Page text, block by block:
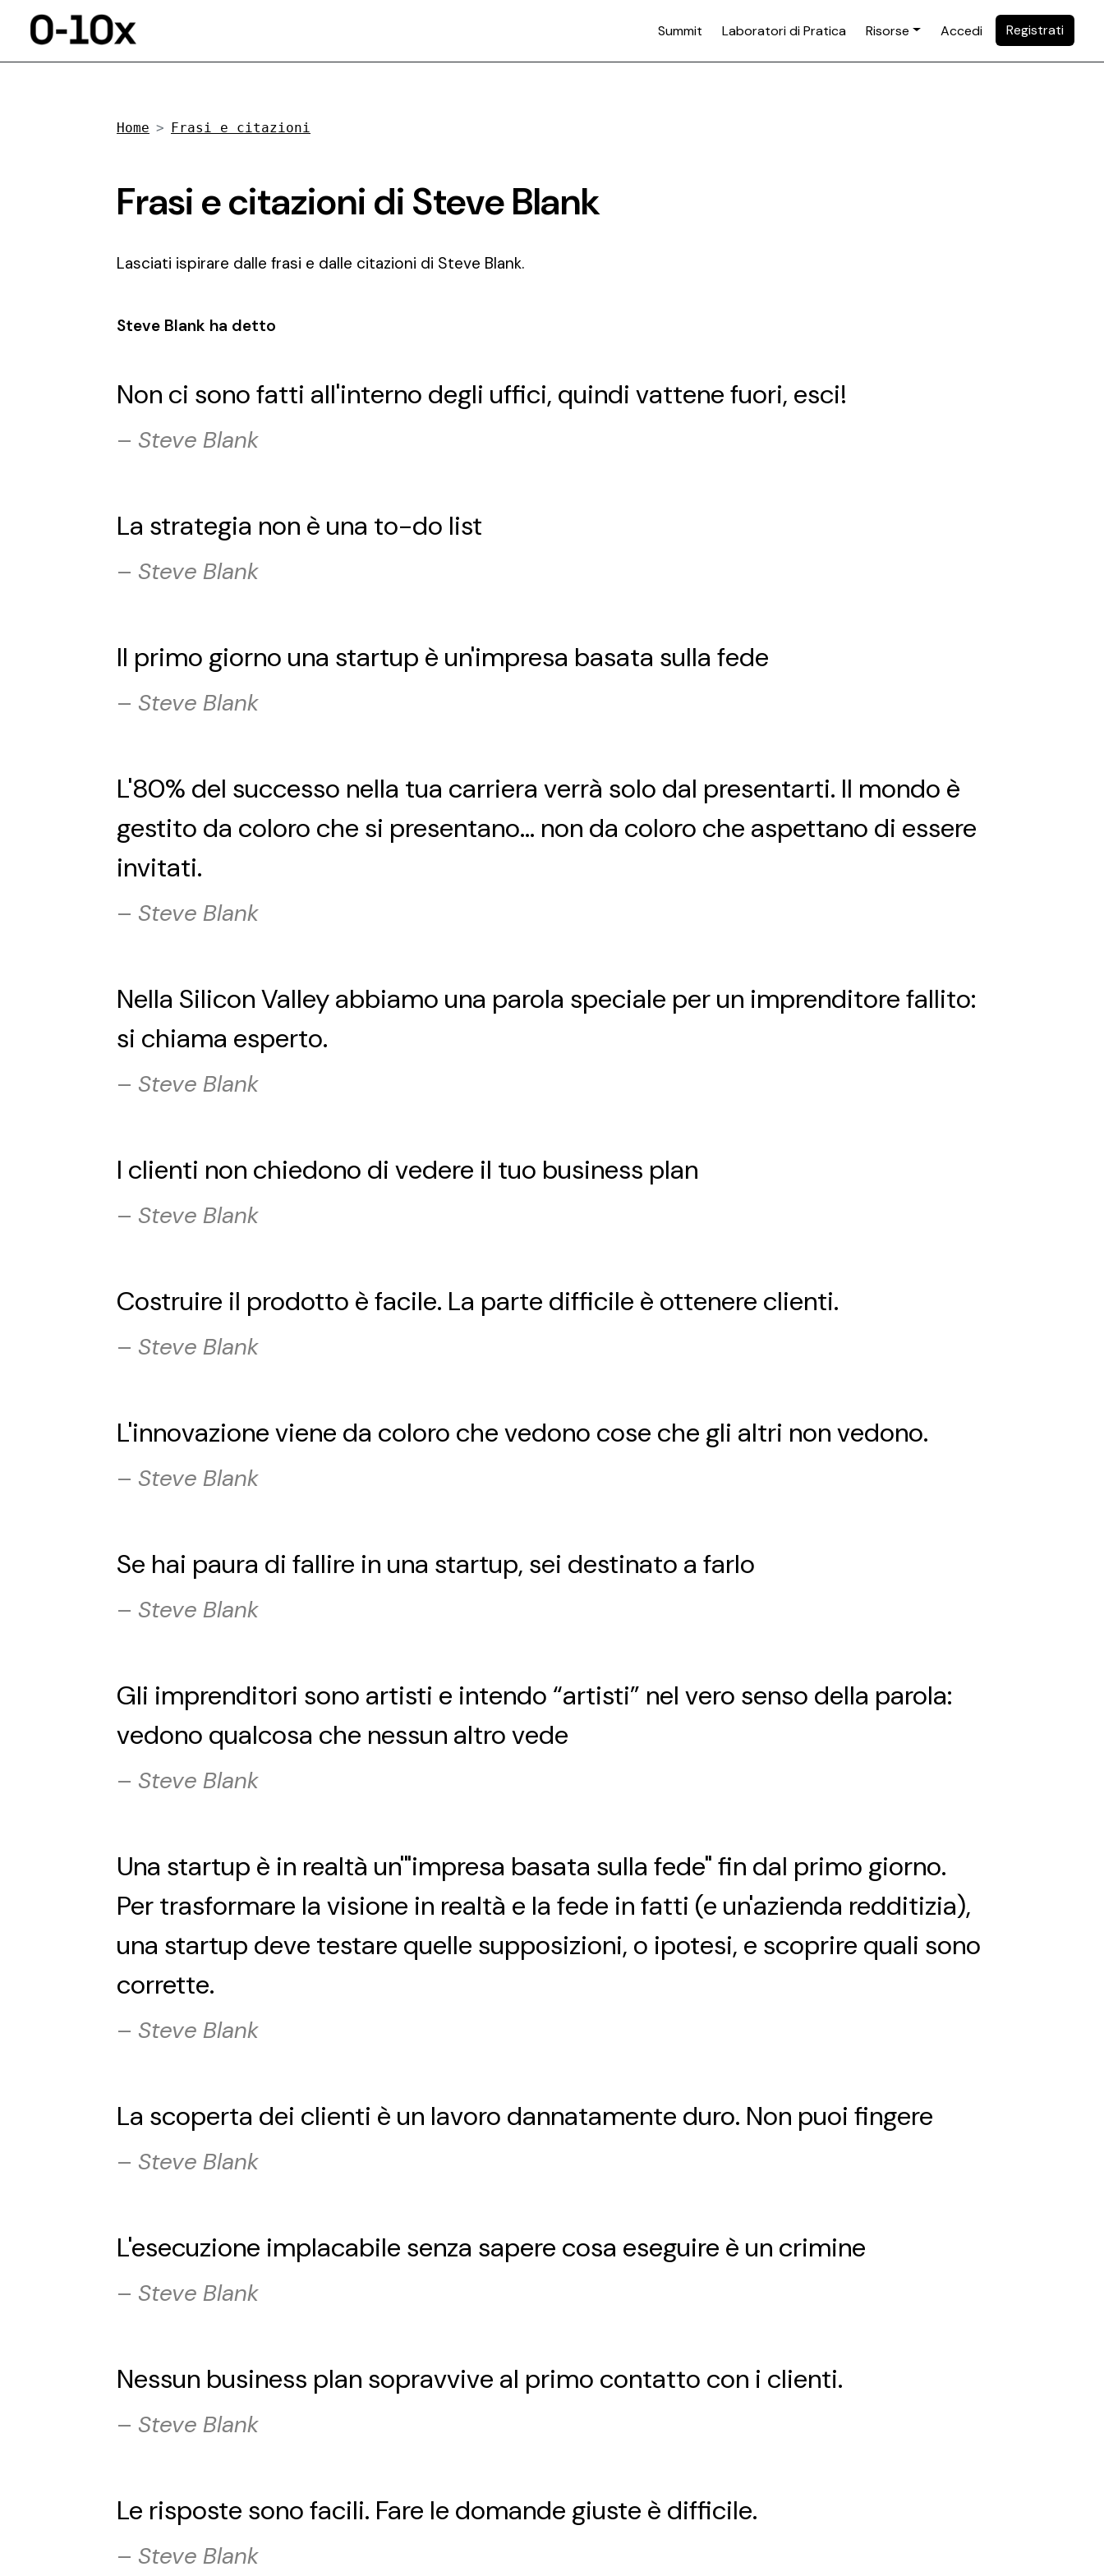
Summit Laboratori di Pratica Risorse Accedi Registrati
Home Frasi e citazioni
Frasi e citazioni di Steve Blank
Lasciati ispirare dalle frasi e dalle citazioni di Steve Blank.
Steve Blank ha detto
Non ci sono fatti all'interno degli uffici, quindi vattene fuori, esci!
– Steve Blank
La strategia non è una to-do list
– Steve Blank
Il primo giorno una startup è un'impresa basata sulla fede
– Steve Blank
L'80% del successo nella tua carriera verrà solo dal presentarti. Il mondo è
gestito da coloro che si presentano... non da coloro che aspettano di essere
invitati.
– Steve Blank
Nella Silicon Valley abbiamo una parola speciale per un imprenditore fallito:
si chiama esperto.
– Steve Blank
I clienti non chiedono di vedere il tuo business plan
– Steve Blank
Costruire il prodotto è facile. La parte difficile è ottenere clienti.
– Steve Blank
L'innovazione viene da coloro che vedono cose che gli altri non vedono.
– Steve Blank
Se hai paura di fallire in una startup, sei destinato a farlo
– Steve Blank
Gli imprenditori sono artisti e intendo “artisti” nel vero senso della parola:
vedono qualcosa che nessun altro vede
– Steve Blank
Una startup è in realtà un'"impresa basata sulla fede" fin dal primo giorno.
Per trasformare la visione in realtà e la fede in fatti (e un'azienda redditizia),
una startup deve testare quelle supposizioni, o ipotesi, e scoprire quali sono
corrette.
– Steve Blank
La scoperta dei clienti è un lavoro dannatamente duro. Non puoi fingere
– Steve Blank
L'esecuzione implacabile senza sapere cosa eseguire è un crimine
– Steve Blank
Nessun business plan sopravvive al primo contatto con i clienti.
– Steve Blank
Le risposte sono facili. Fare le domande giuste è difficile.
– Steve Blank